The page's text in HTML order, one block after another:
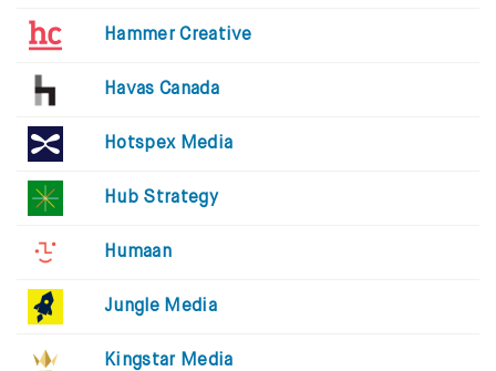
Hammer Creative
Havas Canada
Hotspex Media
Hub Strategy
Humaan
Jungle Media
Kingstar Media